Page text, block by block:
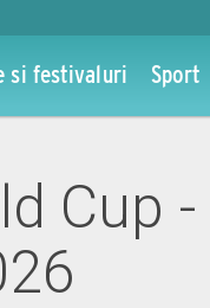
si festivaluri Sport
Cup